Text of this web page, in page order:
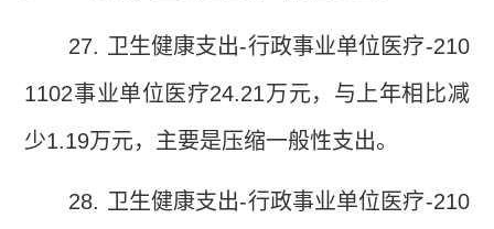
27. 卫生健康支出-行政事业单位医疗-210
1102事业单位医疗24.21万元，与上年相比减
少1.19万元，主要是压缩一般性支出。
28. 卫生健康支出-行政事业单位医疗-210